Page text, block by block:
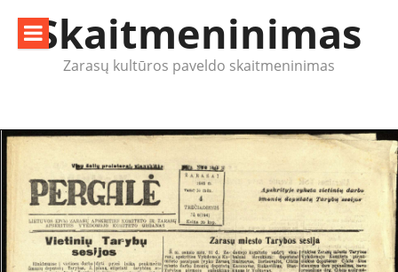
turinioSkaitmeninimas
Zarasų kultūros paveldo skaitmeninimas